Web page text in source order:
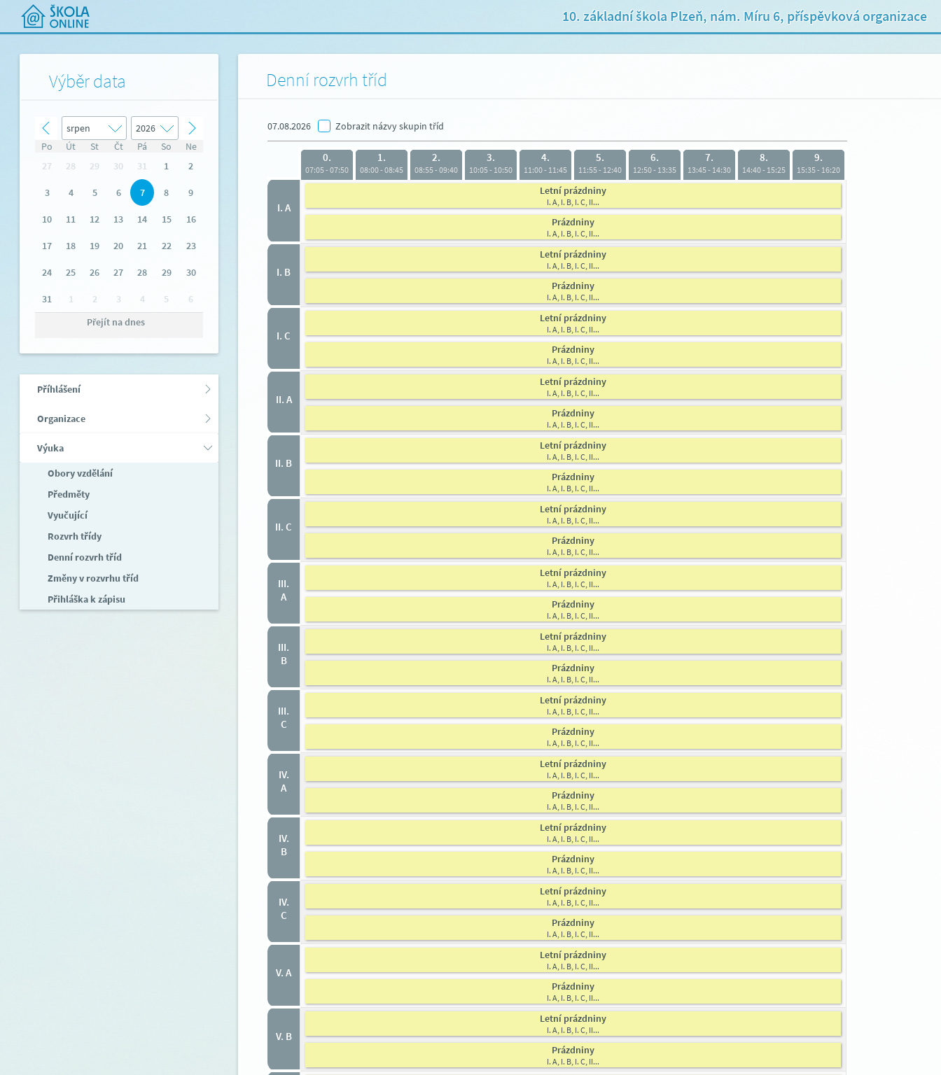
10. základní škola Plzeň, nám. Míru 6, příspěvková organizace
Výběr data
Po Út St Čt Pá So
Ne
27
28 29 30 31 1 2
3 4 5 6 7 8 9
10 11 12 13 14 15 16
17 18 19 20 21 22 23
24 25 26 27 28 29 30
31 1 2 3 4 5
6
Přejít na dnes
Příhlášení
Organizace
Výuka
Obory vzdělání
Předměty
Vyučující
Rozvrh třídy
Denní rozvrh tříd
Změny v rozvrhu tříd
Přihláška k zápisu
Denní rozvrh tříd
07.08.2026 Zobrazit názvy skupin tříd
0.
07:05 - 07:50
1.
08:00 - 08:45
2.
08:55 - 09:40
3.
10:05 - 10:50
4.
11:00 - 11:45
5.
11:55 - 12:40
6.
12:50 - 13:35
7.
13:45 - 14:30
8.
14:40 - 15:25
9.
15:35 - 16:20
I. A
Letní prázdniny
I. A, I. B, I. C, II...
Prázdniny
I. A, I. B, I. C, II...
I. B
Letní prázdniny
I. A, I. B, I. C, II...
Prázdniny
I. A, I. B, I. C, II...
I. C
Letní prázdniny
I. A, I. B, I. C, II...
Prázdniny
I. A, I. B, I. C, II...
II. A
Letní prázdniny
I. A, I. B, I. C, II...
Prázdniny
I. A, I. B, I. C, II...
II. B
Letní prázdniny
I. A, I. B, I. C, II...
Prázdniny
I. A, I. B, I. C, II...
II. C
Letní prázdniny
I. A, I. B, I. C, II...
Prázdniny
I. A, I. B, I. C, II...
III.
A
Letní prázdniny
I. A, I. B, I. C, II...
Prázdniny
I. A, I. B, I. C, II...
III.
B
Letní prázdniny
I. A, I. B, I. C, II...
Prázdniny
I. A, I. B, I. C, II...
III.
C
Letní prázdniny
I. A, I. B, I. C, II...
Prázdniny
I. A, I. B, I. C, II...
IV.
A
Letní prázdniny
I. A, I. B, I. C, II...
Prázdniny
I. A, I. B, I. C, II...
IV.
B
Letní prázdniny
I. A, I. B, I. C, II...
Prázdniny
I. A, I. B, I. C, II...
IV.
C
Letní prázdniny
I. A, I. B, I. C, II...
Prázdniny
I. A, I. B, I. C, II...
V. A
Letní prázdniny
I. A, I. B, I. C, II...
Prázdniny
I. A, I. B, I. C, II...
V. B
Letní prázdniny
I. A, I. B, I. C, II...
Prázdniny
I. A, I. B, I. C, II...